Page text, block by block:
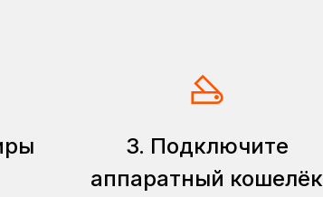
3. Подключите
аппаратный кошелёк